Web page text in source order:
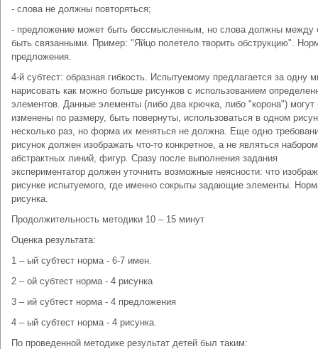
- слова не должны повторяться;
- предложение может быть бессмысленным, но слова должны между
быть связанными. Пример: "Яйцо полетело творить обструкцию".
предложения.
4-й субтест: образная гибкость. Испытуемому предлагается за одну
нарисовать как можно больше рисунков с использованием
элементов. Данные элементы (либо два крючка, либо "корона") могут
изменены по размеру, быть повернуты, использоваться в одном
несколько раз, но форма их меняться не должна. Еще одно
рисунок должен изображать что-то конкретное, а не являться набором
абстрактных линий, фигур. Сразу после выполнения задания
экспериментатор должен уточнить возможные неясности: что
рисунке испытуемого, где именно сокрыты задающие элементы.
рисунка.
Продолжительность методики 10 – 15 минут
Оценка результата:
1 – ый субтест норма - 6-7 имен.
2 – ой субтест норма - 4 рисунка
3 – ий субтест норма - 4 предложения
4 – ый субтест норма - 4 рисунка.
По проведенной методике результат детей был таким: